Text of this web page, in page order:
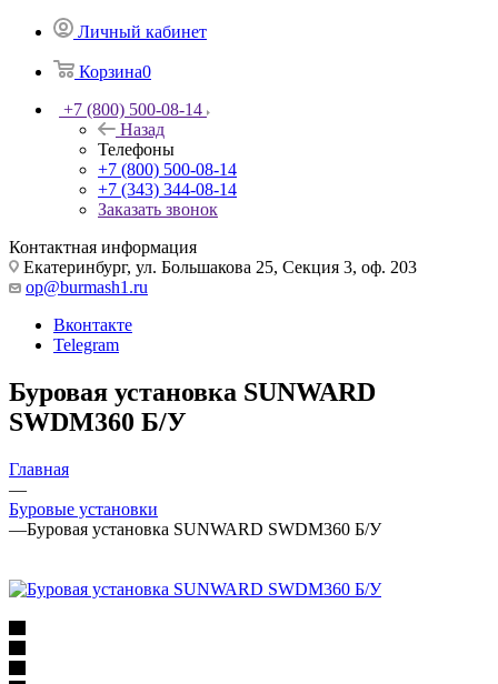
Личный кабинет
Корзина0
+7 (800) 500-08-14
Назад
Телефоны
+7 (800) 500-08-14
+7 (343) 344-08-14
Заказать звонок
Контактная информация
Екатеринбург, ул. Большакова 25, Секция 3, оф. 203
op@burmash1.ru
Вконтакте
Telegram
Буровая установка SUNWARD
SWDM360 Б/У
Главная
—
Буровые установки
—Буровая установка SUNWARD SWDM360 Б/У